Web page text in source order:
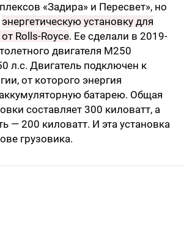
«Задира» и Пересвет», но
энергетическую установку для
Rolls-Royce. Ее сделали в 2019-
двигателя М250
л.с. Двигатель подключен к
от которого энергия
батарею. Общая
составляет 300 киловатт, а
— 200 киловатт. И эта установка
грузовика.